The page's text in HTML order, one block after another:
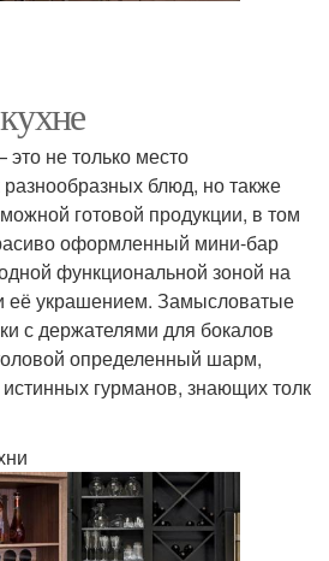
не только место
блюд, но также
готовой продукции, в том
оформленный мини-бар
функциональной зоной на
её украшением. Замысловатые
с держателями для бокалов
определенный шарм,
гурманов, знающих толк